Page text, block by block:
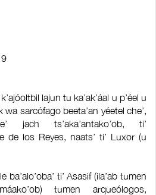
lajun tu ka’ak’áal u p’éel u
sarcófago beeta’an yéetel che’,
jach ts’aka’antako’ob, ti’
de los Reyes, naats’ ti’ Luxor (u
ba’alo’oba’ ti’ Asasif (ila’ab tumen
tumen arqueólogos,